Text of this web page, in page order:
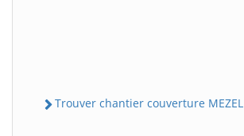
Trouver chantier couverture MEZEL